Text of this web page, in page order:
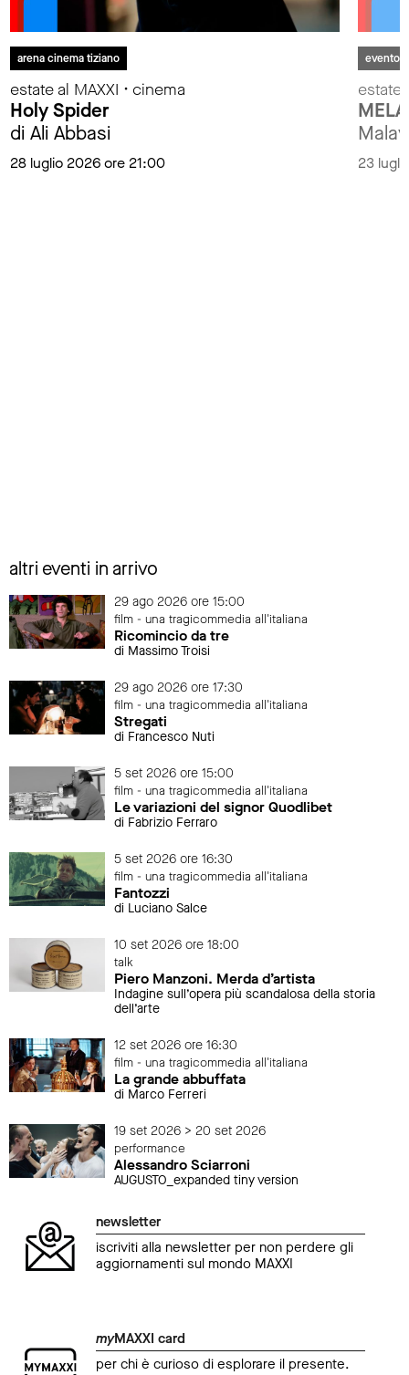
arena cinema tiziano
estate al MAXXI • cinema
Holy Spider
di Ali Abbasi
28 luglio 2026 ore 21:00
evento
estate
23
altri eventi in arrivo
29 ago 2026 ore 15:00
film - una tragicommedia all'italiana
Ricomincio da tre
di Massimo Troisi
29 ago 2026 ore 17:30
film - una tragicommedia all'italiana
Stregati
di Francesco Nuti
5 set 2026 ore 15:00
film - una tragicommedia all'italiana
Le variazioni del signor Quodlibet
di Fabrizio Ferraro
5 set 2026 ore 16:30
film - una tragicommedia all'italiana
Fantozzi
di Luciano Salce
10 set 2026 ore 18:00
talk
Piero Manzoni. Merda d’artista
Indagine sull’opera più scandalosa della storia
dell’arte
12 set 2026 ore 16:30
film - una tragicommedia all'italiana
La grande abbuffata
di Marco Ferreri
19 set 2026 > 20 set 2026
performance
Alessandro Sciarroni
AUGUSTO_expanded tiny version
newsletter
iscriviti alla newsletter per non perdere gli
aggiornamenti sul mondo MAXXI
myMAXXI card
per chi è curioso di esplorare il presente.